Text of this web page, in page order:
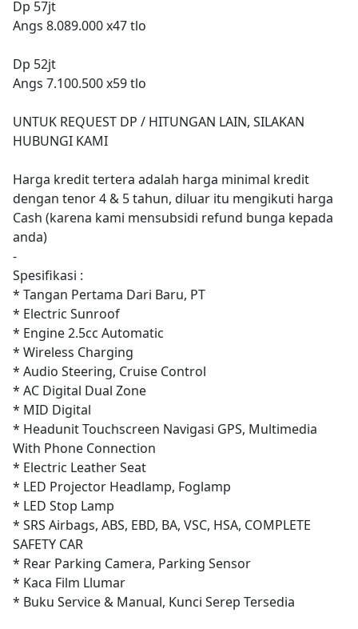
Dp 57jt
Angs 8.089.000 x47 tlo
Dp 52jt
Angs 7.100.500 x59 tlo
UNTUK REQUEST DP / HITUNGAN LAIN, SILAKAN
HUBUNGI KAMI
Harga kredit tertera adalah harga minimal kredit
dengan tenor 4 & 5 tahun, diluar itu mengikuti harga
Cash (karena kami mensubsidi refund bunga kepada
anda)
-
Spesifikasi :
* Tangan Pertama Dari Baru, PT
* Electric Sunroof
* Engine 2.5cc Automatic
* Wireless Charging
* Audio Steering, Cruise Control
* AC Digital Dual Zone
* MID Digital
* Headunit Touchscreen Navigasi GPS, Multimedia
With Phone Connection
* Electric Leather Seat
* LED Projector Headlamp, Foglamp
* LED Stop Lamp
* SRS Airbags, ABS, EBD, BA, VSC, HSA, COMPLETE
SAFETY CAR
* Rear Parking Camera, Parking Sensor
* Kaca Film Llumar
* Buku Service & Manual, Kunci Serep Tersedia